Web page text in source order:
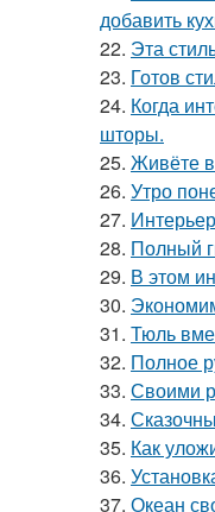
добавить
22. Эта
23. Готов
24. Когда
шторы.
25. Живёте
26. Утро
27.
28. Полный
29. В этом
30.
31. Тюль
32. Полное
33. Своими
34.
35. Как
36.
37. Океан